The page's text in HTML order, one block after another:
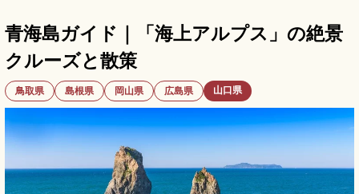
青海島ガイド｜「海上アルプス」の絶景
クルーズと散策
鳥取県 島根県 岡山県 広島県 山口県